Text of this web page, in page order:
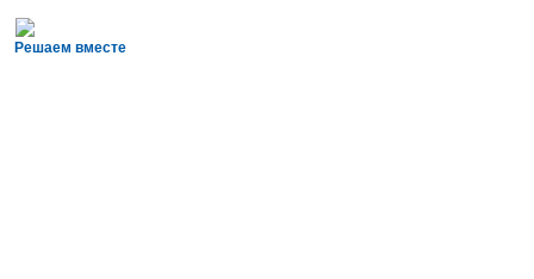
Решаем вместе